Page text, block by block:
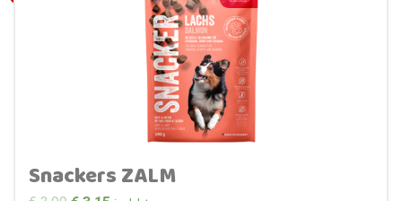
Snackers ZALM